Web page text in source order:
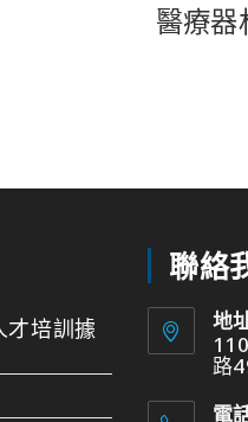
醫療器
才培訓據
聯絡
地
路
電